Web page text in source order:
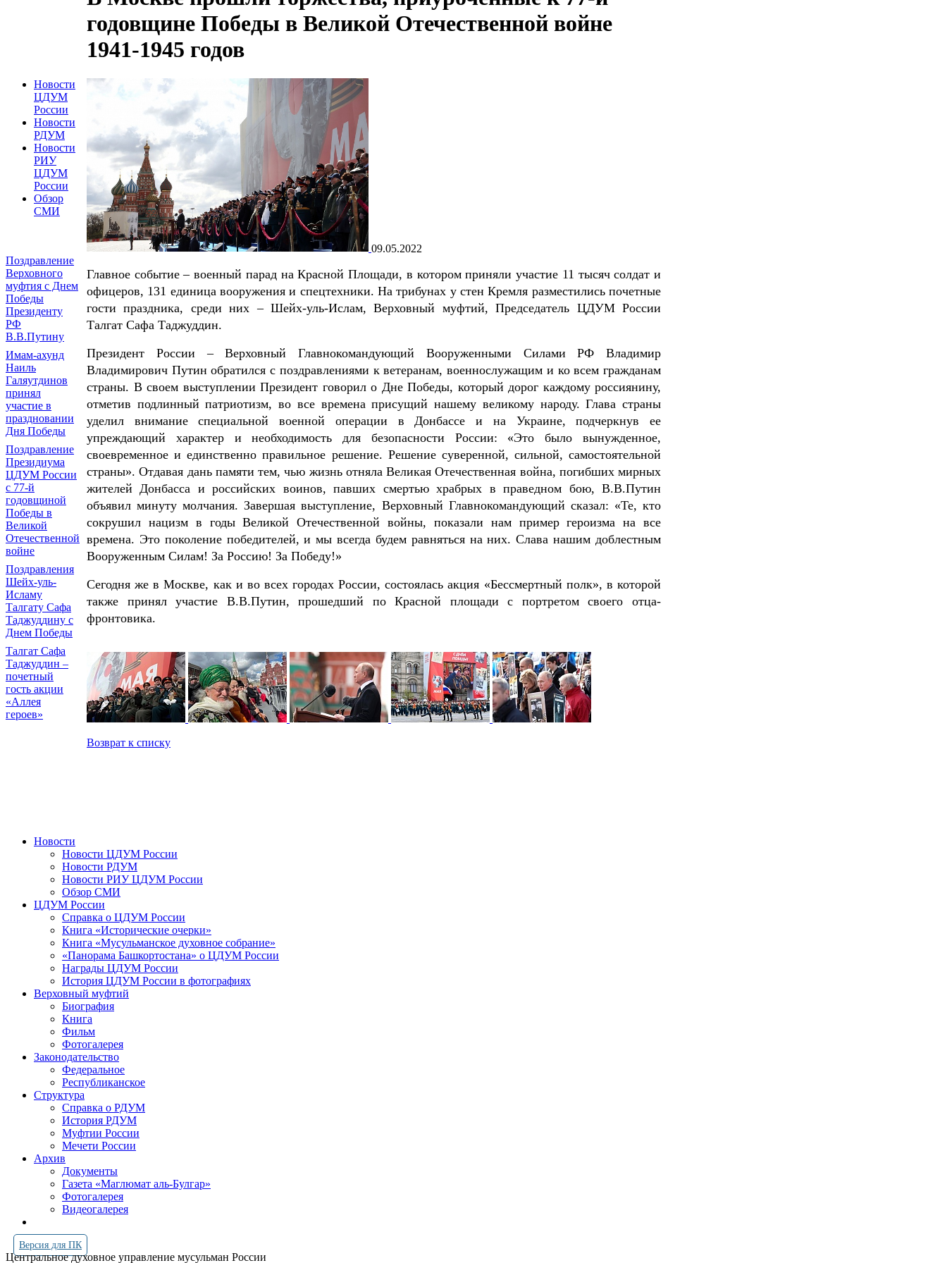
Новости
ЦДУМ
России
Новости
РДУМ
Новости
РИУ
ЦДУМ
России
Обзор
СМИ
Поздравление
Верховного
муфтия с Днем
Победы
Президенту
РФ
В.В.Путину
Имам-ахунд
Наиль
Галяутдинов
принял
участие в
праздновании
Дня Победы
Поздравление
Президиума
ЦДУМ России
с 77-й
годовщиной
Победы в
Великой
Отечественной
войне
Поздравления
Шейх-уль-
Исламу
Талгату Сафа
Таджуддину с
Днем Победы
Талгат Сафа
Таджуддин –
почетный
гость акции
«Аллея
героев»
годовщине Победы в Великой Отечественной войне
1941-1945 годов
09.05.2022
Главное событие – военный парад на Красной Площади, в котором приняли участие 11 тысяч солдат и
офицеров, 131 единица вооружения и спецтехники. На трибунах у стен Кремля разместились почетные
гости праздника, среди них – Шейх-уль-Ислам, Верховный муфтий, Председатель ЦДУМ России
Талгат Сафа Таджуддин.
Президент России – Верховный Главнокомандующий Вооруженными Силами РФ Владимир
Владимирович Путин обратился с поздравлениями к ветеранам, военнослужащим и ко всем гражданам
страны. В своем выступлении Президент говорил о Дне Победы, который дорог каждому россиянину,
отметив подлинный патриотизм, во все времена присущий нашему великому народу. Глава страны
уделил внимание специальной военной операции в Донбассе и на Украине, подчеркнув ее
упреждающий характер и необходимость для безопасности России: «Это было вынужденное,
своевременное и единственно правильное решение. Решение суверенной, сильной, самостоятельной
страны». Отдавая дань памяти тем, чью жизнь отняла Великая Отечественная война, погибших мирных
жителей Донбасса и российских воинов, павших смертью храбрых в праведном бою, В.В.Путин
объявил минуту молчания. Завершая выступление, Верховный Главнокомандующий сказал: «Те, кто
сокрушил нацизм в годы Великой Отечественной войны, показали нам пример героизма на все
времена. Это поколение победителей, и мы всегда будем равняться на них. Слава нашим доблестным
Вооруженным Силам! За Россию! За Победу!»
Сегодня же в Москве, как и во всех городах России, состоялась акция «Бессмертный полк», в которой
также принял участие В.В.Путин, прошедший по Красной площади с портретом своего отца-
фронтовика.
Возврат к списку
Новости
Новости ЦДУМ России
Новости РДУМ
Новости РИУ ЦДУМ России
Обзор СМИ
ЦДУМ России
Справка о ЦДУМ России
Книга «Исторические очерки»
Книга «Мусульманское духовное собрание»
«Панорама Башкортостана» о ЦДУМ России
Награды ЦДУМ России
История ЦДУМ России в фотографиях
Верховный муфтий
Биография
Книга
Фильм
Фотогалерея
Законодательство
Федеральное
Республиканское
Структура
Справка о РДУМ
История РДУМ
Муфтии России
Мечети России
Архив
Документы
Газета «Маглюмат аль-Булгар»
Фотогалерея
Видеогалерея
Версия для ПК
Центральное духовное управление мусульман России